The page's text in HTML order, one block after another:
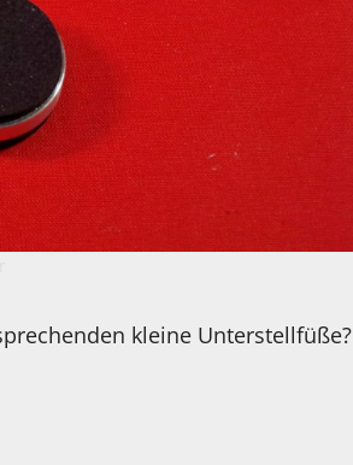
kleine Unterstellfüße?